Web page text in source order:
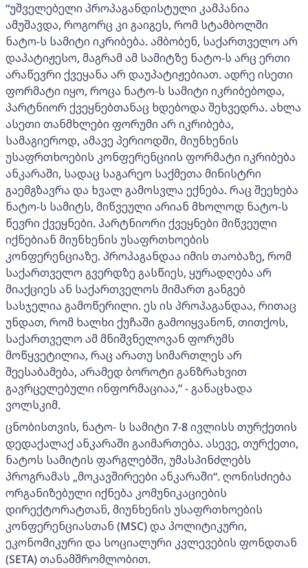
“უშველებელი პროპაგანდისტული კამპანია
ამუშავდა, როგორც კი გაიგეს, რომ სტამბოლში
ნატო-ს სამიტი იკრიბება. ამბობენ, საქართველო არ
დაპატიჟესო, მაგრამ ამ სამიტზე ნატო-ს არც ერთი
არაწევრი ქვეყანა არ დაუპატიჟებიათ. ადრე ისეთი
ფორმატი იყო, როცა ნატო-ს სამიტი იკრიბებოდა,
პარტნიორ ქვეყნებთანაც ხდებოდა შეხვედრა. ახლა
ასეთი თანმხლები ფორუმი არ იკრიბება,
სამაგიეროდ, ამავე პერიოდში, მიუნხენის
უსაფრთხოების კონფერენციის ფორმატი იკრიბება
ანკარაში, სადაც საგარეო საქმეთა მინისტრი
გაემგზავრა და ხვალ გამოსვლა ექნება. რაც შეეხება
ნატო-ს სამიტს, მიწვეული არიან მხოლოდ ნატო-ს
წევრი ქვეყნები. პარტნიორი ქვეყნები მიწვეული
იქნებიან მიუნხენის უსაფრთხოების
კონფერენციაზე. პროპაგანდაა იმის თაობაზე, რომ
საქართველო გვერდზე გასწიეს, ყურადღება არ
მიაქციეს ან საქართველოს მიმართ განგებ
სასჯელია გამოწერილი. ეს ის პროპაგანდაა, რითაც
უნდათ, რომ ხალხი ქუჩაში გამოიყვანონ, თითქოს,
საქართველო ამ მნიშვნელოვან ფორუმს
მოწყვეტილია, რაც არათუ სიმართლეს არ
შეესაბამება, არამედ ბოროტი განზრახვით
გავრცელებული ინფორმაციაა,” - განაცხადა
ვოლსკიმ.
ცნობისთვის, ნატო- ს სამიტი 7-8 ივლისს თურქეთის
დედაქალაქ ანკარაში გაიმართება. ასევე, თურქეთი,
ნატოს სამიტის ფარგლებში, უმასპინძლებს
პროგრამას „მოკავშირეები ანკარაში“. ღონისძიება
ორგანიზებული იქნება კომუნიკაციების
დირექტორატთან, მიუნხენის უსაფრთხოების
კონფერენციასთან (MSC) და პოლიტიკური,
ეკონომიკური და სოციალური კვლევების ფონდთან
(SETA) თანამშრომლობით.